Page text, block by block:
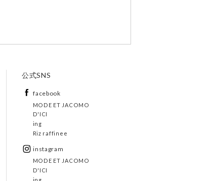
公式SNS
facebook
MODE ET JACOMO
D'ICI
ing
Riz raffinee
instagram
MODE ET JACOMO
D'ICI
ing